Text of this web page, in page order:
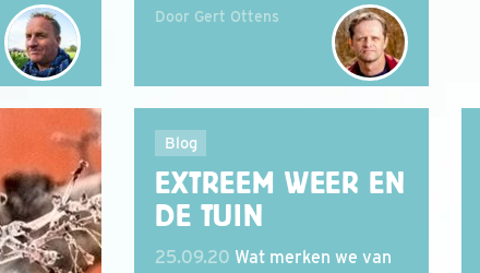
Door Gert Ottens
Blog
EXTREEM WEER EN
DE TUIN
25.09.20 Wat merken we van